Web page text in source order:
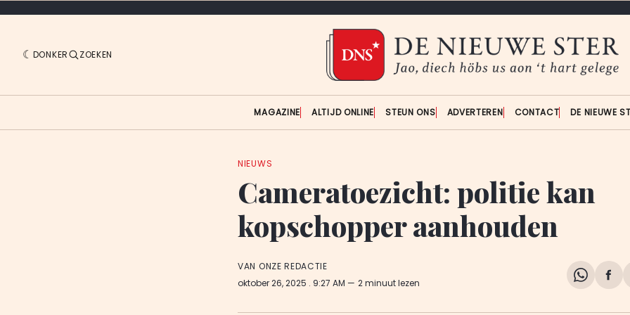
DONKER ZOEKEN
MAGAZINE ALTIJD ONLINE STEUN ONS ADVERTEREN CONTACT DE NIEUWE
NIEUWS
Cameratoezicht: politie kan
kopschopper aanhouden
VAN ONZE REDACTIE
oktober 26, 2025 . 9:27 AM 2 minuut lezen
Share